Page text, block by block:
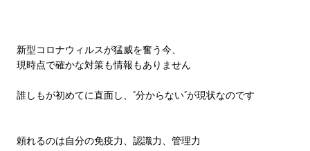
新型コロナウィルスが猛威を奮う今、
現時点で確かな対策も情報もありません
誰しもが初めてに直面し、”分からない”が現状なのです
頼れるのは自分の免疫力、認識力、管理力